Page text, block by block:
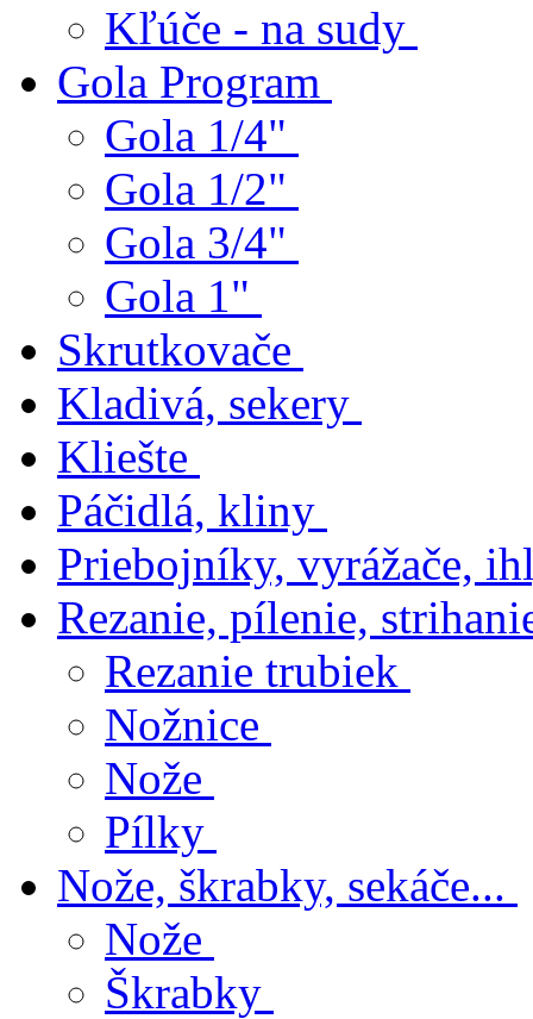
Kľúče - na sudy
Gola Program
Gola 1/4"
Gola 1/2"
Gola 3/4"
Gola 1"
Skrutkovače
Kladivá, sekery
Kliešte
Páčidlá, kliny
Priebojníky, vyrážače,
Rezanie, pílenie,
Rezanie trubiek
Nožnice
Nože
Pílky
Nože, škrabky, sekáče...
Nože
Škrabky